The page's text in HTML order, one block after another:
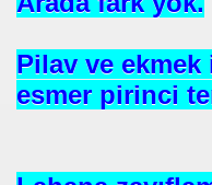
Pilav ve
esmer pirinci
NASIL kazanabilirim
BAĞIŞ YAPTI
PURSA